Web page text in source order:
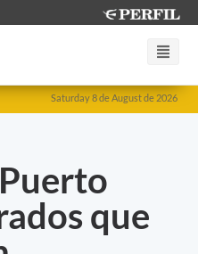
Saturday 8 de August de 2026
que